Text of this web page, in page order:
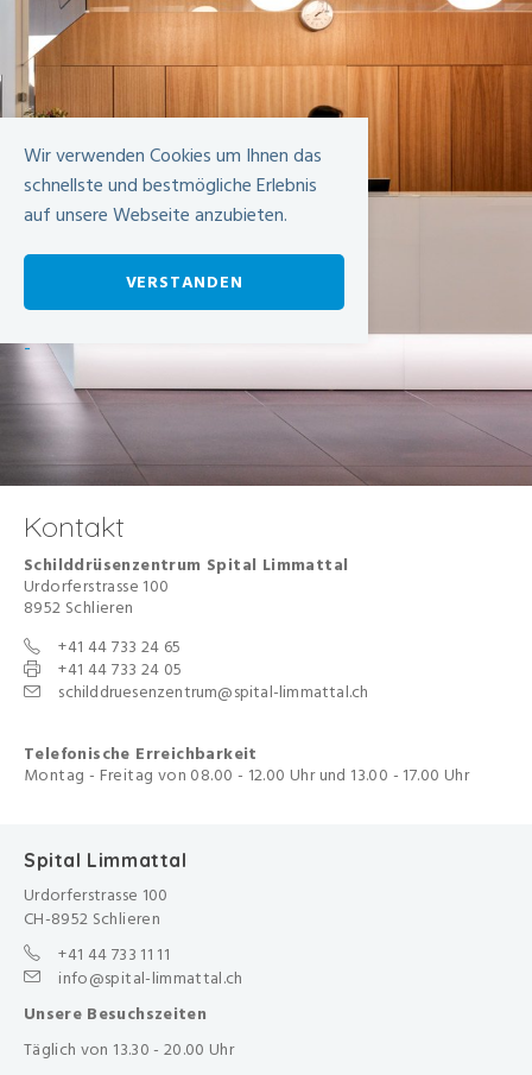
Kontakt
Schilddrüsenzentrum Spital Limmattal
Urdorferstrasse 100
8952 Schlieren
+41 44 733 24 65
+41 44 733 24 05
schilddruesenzentrum@spital-limmattal.ch
Telefonische Erreichbarkeit
Montag - Freitag von 08.00 - 12.00 Uhr und 13.00 - 17.00 Uhr
Spital Limmattal
Urdorferstrasse 100
CH-8952 Schlieren
+41 44 733 11 11
info@spital-limmattal.ch
Unsere Besuchszeiten
Täglich von 13.30 - 20.00 Uhr
Wir verwenden Cookies um Ihnen das
schnellste und bestmögliche Erlebnis
auf unsere Webseite anzubieten.
VERSTANDEN
-